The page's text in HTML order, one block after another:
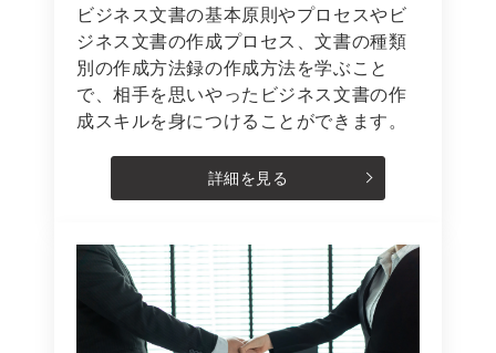
ビジネス文書の基本原則やプロセスやビ
ジネス文書の作成プロセス、文書の種類
別の作成方法録の作成方法を学ぶこと
で、相手を思いやったビジネス文書の作
成スキルを身につけることができます。
詳細を見る